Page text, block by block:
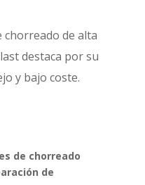
chorreado de alta
destaca por su
y bajo coste.
de chorreado
de